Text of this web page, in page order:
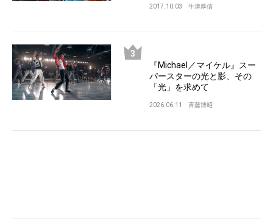
2017.10.03 牛津厚信
『Michael／マイケル』スー
パースターの光と影、その
「光」を求めて
2026.06.11 斉藤博昭